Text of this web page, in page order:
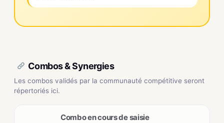
Combos & Synergies
Les combos validés par la communauté compétitive seront
répertoriés ici.
Combo en cours de saisie